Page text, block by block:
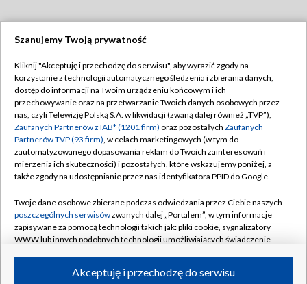
TVP
Abonament TVP
Emisja w TVP
Centrum informacji TVP
Naziemna Telewizja Cyfrowa
Rada Programowa
System NOS
Informacje o nadawcy
Program dla prasy
Regulamin TVP
Polityka prywatności
Moje zgody
Pomoc
Kontakt
Kanały
Szanujemy Twoją prywatność
Kliknij "Akceptuję i przechodzę do serwisu", aby wyrazić zgody na
korzystanie z technologii automatycznego śledzenia i zbierania danych,
dostęp do informacji na Twoim urządzeniu końcowym i ich
przechowywanie oraz na przetwarzanie Twoich danych osobowych przez
nas, czyli Telewizję Polską S.A. w likwidacji (zwaną dalej również „TVP”),
Zaufanych Partnerów z IAB* (1201 firm) oraz pozostałych Zaufanych
Partnerów TVP (93 firm), w celach marketingowych (w tym do
zautomatyzowanego dopasowania reklam do Twoich zainteresowań i
mierzenia ich skuteczności) i pozostałych, które wskazujemy poniżej, a
także zgody na udostępnianie przez nas identyfikatora PPID do Google.
Twoje dane osobowe zbierane podczas odwiedzania przez Ciebie naszych
poszczególnych serwisówzwanych dalej „Portalem”, w tym informacje
zapisywane za pomocą technologii takich jak: pliki cookie, sygnalizatory
WWW lub innych podobnych technologii umożliwiających świadczenie
ruchu w Internecie.Akceptuję i przechodzę do serwisu